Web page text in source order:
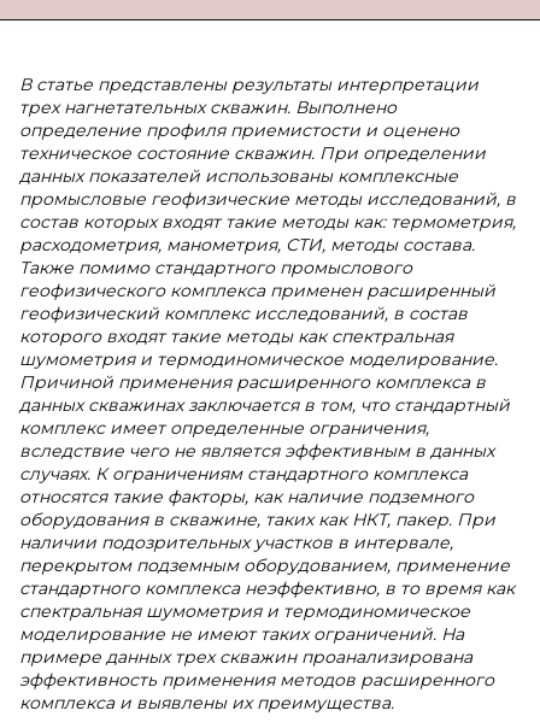
В статье представлены результаты интерпретации
трех нагнетательных скважин. Выполнено
определение профиля приемистости и оценено
техническое состояние скважин. При определении
данных показателей использованы комплексные
промысловые геофизические методы исследований, в
состав которых входят такие методы как: термометрия,
расходометрия, манометрия, СТИ, методы состава.
Также помимо стандартного промыслового
геофизического комплекса применен расширенный
геофизический комплекс исследований, в состав
которого входят такие методы как спектральная
шумометрия и термодиномическое моделирование.
Причиной применения расширенного комплекса в
данных скважинах заключается в том, что стандартный
комплекс имеет определенные ограничения,
вследствие чего не является эффективным в данных
случаях. К ограничениям стандартного комплекса
относятся такие факторы, как наличие подземного
оборудования в скважине, таких как НКТ, пакер. При
наличии подозрительных участков в интервале,
перекрытом подземным оборудованием, применение
стандартного комплекса неэффективно, в то время как
спектральная шумометрия и термодиномическое
моделирование не имеют таких ограничений. На
примере данных трех скважин проанализирована
эффективность применения методов расширенного
комплекса и выявлены их преимущества.